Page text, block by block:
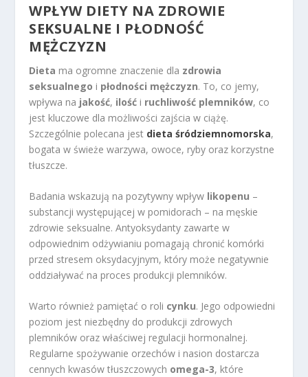
WPŁYW DIETY NA ZDROWIE
SEKSUALNE I PŁODNOŚĆ
MĘŻCZYZN
Dieta ma ogromne znaczenie dla zdrowia
seksualnego i płodności mężczyzn. To, co jemy,
wpływa na jakość, ilość i ruchliwość plemników, co
jest kluczowe dla możliwości zajścia w ciążę.
Szczególnie polecana jest dieta śródziemnomorska,
bogata w świeże warzywa, owoce, ryby oraz korzystne
tłuszcze.
Badania wskazują na pozytywny wpływ likopenu –
substancji występującej w pomidorach – na męskie
zdrowie seksualne. Antyoksydanty zawarte w
odpowiednim odżywianiu pomagają chronić komórki
przed stresem oksydacyjnym, który może negatywnie
oddziaływać na proces produkcji plemników.
Warto również pamiętać o roli cynku. Jego odpowiedni
poziom jest niezbędny do produkcji zdrowych
plemników oraz właściwej regulacji hormonalnej.
Regularne spożywanie orzechów i nasion dostarcza
cennych kwasów tłuszczowych omega-3, które